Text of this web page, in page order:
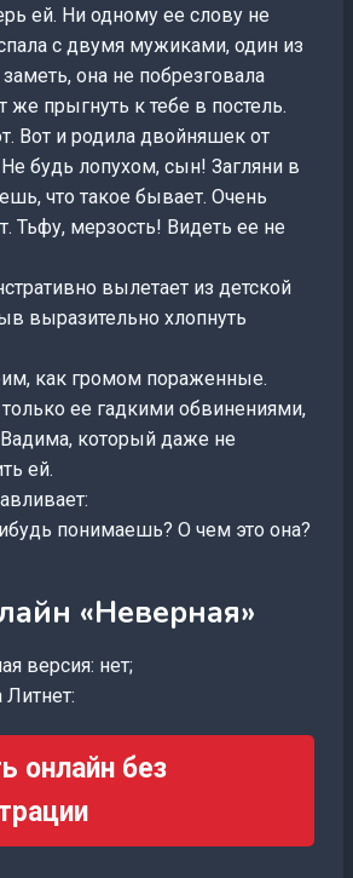
ей. Ни одному ее слову не
с двумя мужиками, один из
она не побрезговала
же прыгнуть к тебе в постель.
Вот и родила двойняшек от
будь лопухом, сын! Загляни в
что такое бывает. Очень
Тьфу, мерзость! Видеть ее не
вылетает из детской
выразительно хлопнуть
как громом пораженные.
ее гадкими обвинениями,
который даже не
ей.
понимаешь? О чем это она?
«Неверная»
версия: нет;
онлайн без